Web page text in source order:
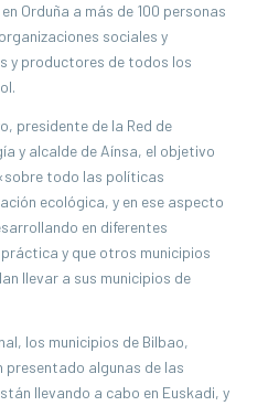
Orduña a más de 100 personas
sociales y
y productores de todos los
presidente de la Red de
y alcalde de Aínsa, el objetivo
todo las políticas
ecológica, y en ese aspecto
en diferentes
y que otros municipios
llevar a sus municipios de
los municipios de Bilbao,
algunas de las
llevando a cabo en Euskadi, y